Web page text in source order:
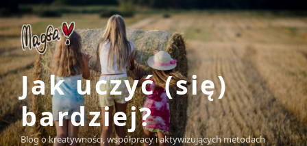
to
content
Jak uczyć (się)
bardziej?
Blog o kreatywności, współpracy i aktywizujących metodach